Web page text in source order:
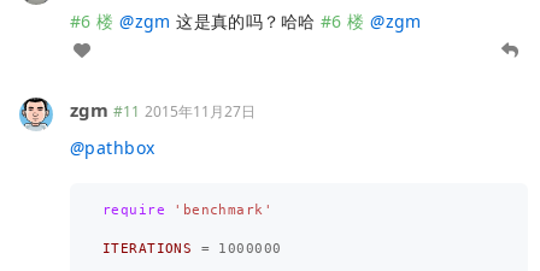
#6 楼 @zgm 这是真的吗？哈哈 #6 楼 @zgm
zgm #11 2015年11月27日
@pathbox
require 'benchmark'
ITERATIONS = 1000000